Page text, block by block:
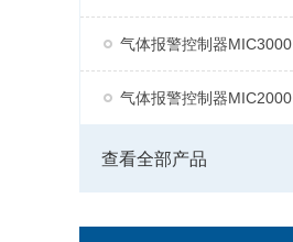
气体报警控制器MIC3000
气体报警控制器MIC2000
查看全部产品